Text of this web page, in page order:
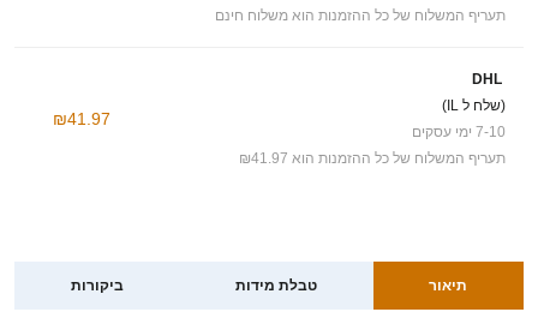
תעריף המשלוח של כל ההזמנות הוא משלוח חינם
DHL
(שלח ל IL)
7-10 ימי עסקים
תעריף המשלוח של כל ההזמנות הוא ₪41.97
₪41.97
תיאור טבלת מידות ביקורות